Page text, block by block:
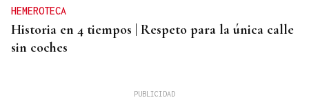
HEMEROTECA
Historia en 4 tiempos | Respeto para la única calle
sin coches